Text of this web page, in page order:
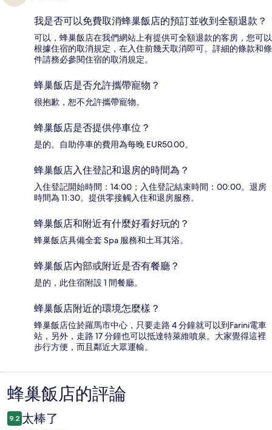
我是否可以免費取消蜂巢飯店的預訂並收到全額退款？
可以，蜂巢飯店在我們網站上有提供可全額退款的客房，您可以
根據住宿的取消規定，在入住前幾天取消即可。詳細的條款和條
件請務必參閱住宿的取消規定。
蜂巢飯店是否允許攜帶寵物？
很抱歉，恕不允許攜帶寵物。
蜂巢飯店是否提供停車位？
是的。自助停車的費用為每晚 EUR50.00。
蜂巢飯店入住登記和退房的時間為？
入住登記開始時間：14:00；入住登記結束時間：00:00。退房
時間為 11:30。提供零接觸入住和退房服務。
蜂巢飯店和附近有什麼好看好玩的？
蜂巢飯店具備全套 Spa 服務和土耳其浴。
蜂巢飯店內部或附近是否有餐廳？
是的，此住宿附設 1 間餐廳。
蜂巢飯店附近的環境怎麼樣？
蜂巢飯店位於羅馬市中心，只要走路 4 分鐘就可以到Farini電車
站，另外，走路 17 分鐘也可以抵達特萊維噴泉。大家覺得這裡
步行方便，而且鄰近大眾運輸。
評
論
蜂巢飯店的評論
9.2 太棒了